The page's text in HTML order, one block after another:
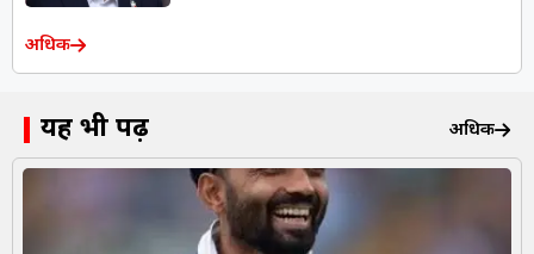
अधिक
यह भी पढ़ें अधिक